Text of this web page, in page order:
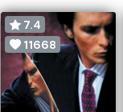
7.4
11668